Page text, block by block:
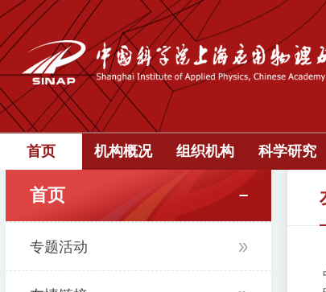
首页 机构概况 组织机构 科学研究
首页
专题活动